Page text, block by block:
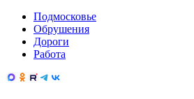
Подмосковье
Обрушения
Дороги
Работа